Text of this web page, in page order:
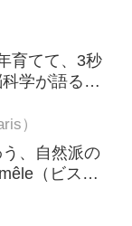
育てて、3秒
学が語る栓
）
、自然派の
（ビスト